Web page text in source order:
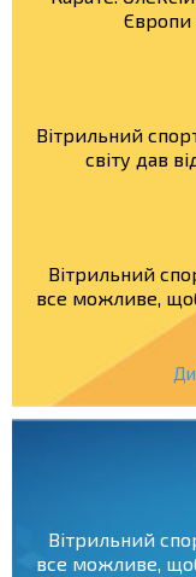
Європи
Вітрильний
світу дав
Вітрильний
все можливе,
Вітрильний
все можливе,